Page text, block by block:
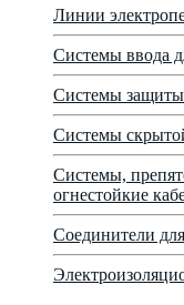
Линии
Системы ввода
Системы
Системы
Системы,
огнестойкие
Соединители